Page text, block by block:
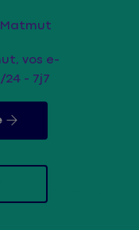
Matmut
vos e-
24 - 7j7